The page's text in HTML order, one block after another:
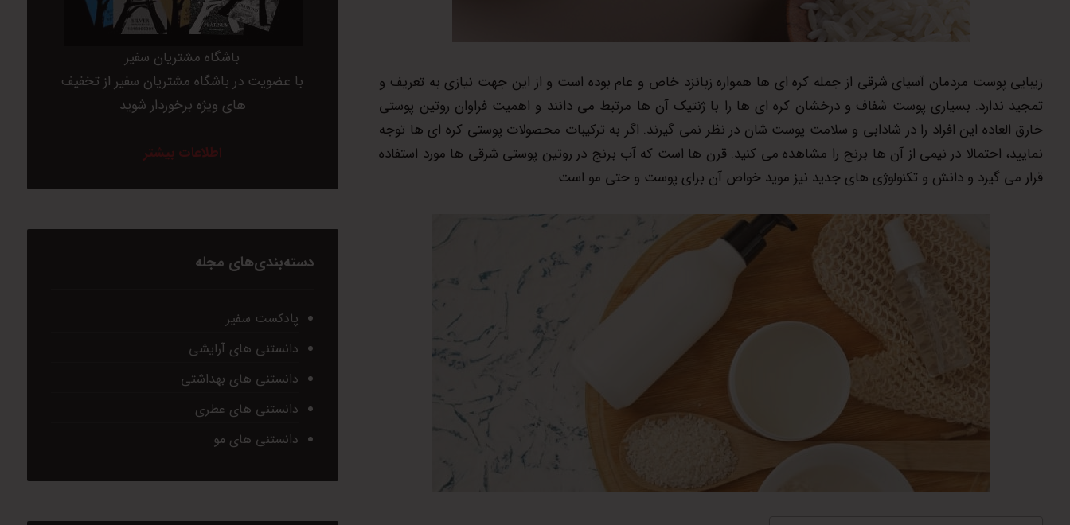
زیبایی پوست مردمان آسیای شرقی از جمله کره ای ها همواره زبانزد خاص و عام بوده است و از این جهت نیازی به تعریف و
تمجید ندارد. بسیاری پوست شفاف و درخشان کره ای ها را با ژنتیک آن ها مرتبط می دانند و اهمیت فراوان روتین پوستی
خارق العاده این افراد را در شادابی و سلامت پوست شان در نظر نمی گیرند. اگر به ترکیبات محصولات پوستی کره ای ها توجه
نمایید، احتمالا در نیمی از آن ها برنج را مشاهده می کنید. قرن ها است که آب برنج در روتین پوستی شرقی ها مورد استفاده
قرار می گیرد و دانش و تکنولوژی های جدید نیز موید خواص آن برای پوست و حتی مو است.
باشگاه مشتریان سفیر
با عضویت در باشگاه مشتریان سفیر از تخفیف
های ویژه برخوردار شوید
اطلاعات بیشتر
دسته‌بندی‌های مجله
پادکست سفیر
دانستنی های آرایشی
دانستنی های بهداشتی
دانستنی های عطری
دانستنی های مو